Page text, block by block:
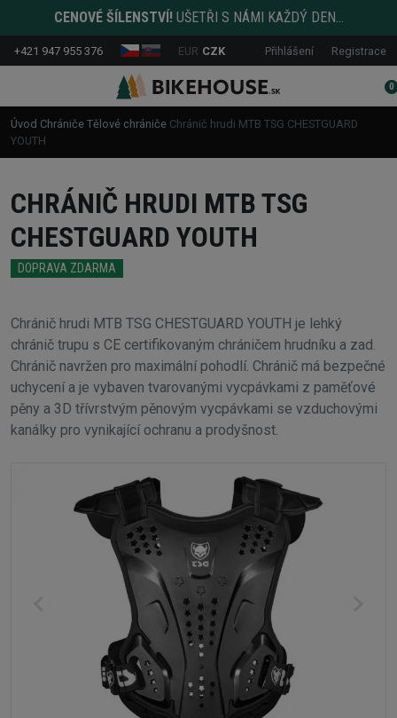
CENOVÉ ŠÍLENSTVÍ! UŠETŘI S NÁMI KAŽDÝ DEN...
+421 947 955 376 EUR CZK Přihlášení Registrace
0
Úvod Chrániče Tělové chrániče Chránič hrudi MTB TSG CHESTGUARD
YOUTH
CHRÁNIČ HRUDI MTB TSG
CHESTGUARD YOUTH
DOPRAVA ZDARMA
Chránič hrudi MTB TSG CHESTGUARD YOUTH je lehký
chránič trupu s CE certifikovaným chráničem hrudníku a zad.
Chránič navržen pro maximální pohodlí. Chránič má bezpečné
uchycení a je vybaven tvarovanými vycpávkami z paměťové
pěny a 3D třívrstvým pěnovým vycpávkami se vzduchovými
kanálky pro vynikající ochranu a prodyšnost.